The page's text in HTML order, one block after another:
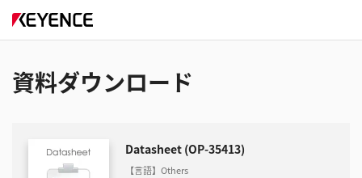
資料ダウンロード
Datasheet (OP-35413)
【言語】Others